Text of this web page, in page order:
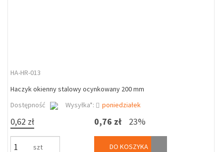
HA-HR-013
Haczyk okienny stalowy ocynkowany 200 mm
Dostępność
Wysyłka*: poniedziałek
0,62 zł
szt
0,76 zł 23%
DO KOSZYKA